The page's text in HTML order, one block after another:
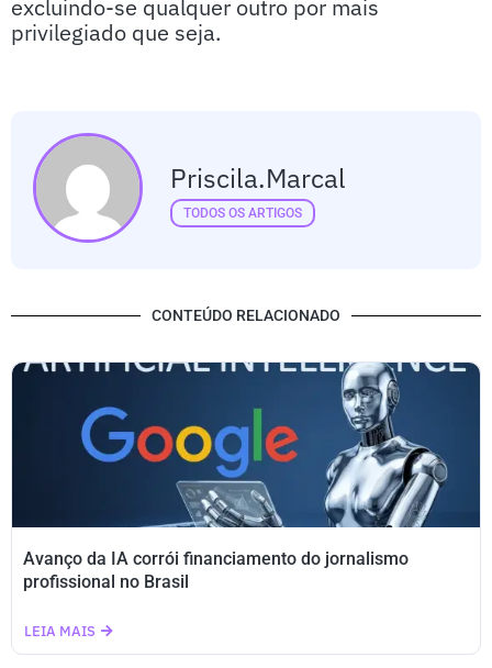
excluindo-se qualquer outro por mais
privilegiado que seja.
Priscila.marcal
TODOS OS ARTIGOS
CONTEÚDO RELACIONADO
Avanço da IA corrói financiamento do jornalismo
profissional no Brasil
LEIA MAIS